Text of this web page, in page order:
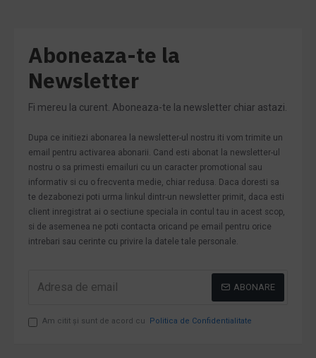
Aboneaza-te la
Newsletter
Fi mereu la curent. Aboneaza-te la newsletter chiar astazi.
Dupa ce initiezi abonarea la newsletter-ul nostru iti vom trimite un
email pentru activarea abonarii. Cand esti abonat la newsletter-ul
nostru o sa primesti emailuri cu un caracter promotional sau
informativ si cu o frecventa medie, chiar redusa. Daca doresti sa
te dezabonezi poti urma linkul dintr-un newsletter primit, daca esti
client inregistrat ai o sectiune speciala in contul tau in acest scop,
si de asemenea ne poti contacta oricand pe email pentru orice
intrebari sau cerinte cu privire la datele tale personale.
ABONARE
Am citit şi sunt de acord cu Politica de Confidentialitate